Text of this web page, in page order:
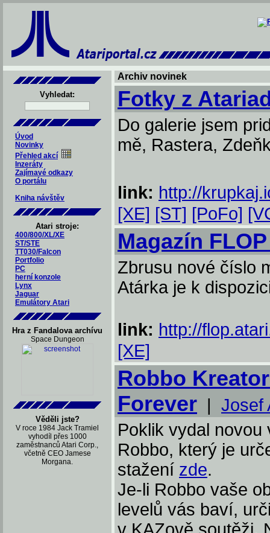
Vyhledat:
Úvod
Novinky
Přehled akcí
Inzeráty
Zajímavé odkazy
O portálu
Kniha návštěv
Atari stroje:
400/800/XL/XE
ST/STE
TT030/Falcon
Portfolio
PC
herní konzole
Lynx
Jaguar
Emulátory Atari
Hra z Fandalova archívu
Space Dungeon
Věděli jste?
V roce 1984 Jack Tramiel
vyhodíl přes 1000
zaměstnanců Atari Corp.,
včetně CEO Jamese
Morgana.
Archiv novinek
Fotky z
Do galerie jsem
mě, Rastera,
link: http://
[XE] [ST] [PoFo]
Magazín
Zbrusu nové číslo
Atárka je k
link: http://
[XE]
Robbo
Forever | Josef
Poklik vydal
Robbo, který je
stažení zde.
Je-li Robbo vaše
levelů vás baví,